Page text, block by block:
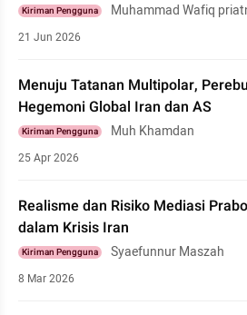
Kiriman Pengguna Muhammad Wafiq
21 Jun 2026
Menuju Tatanan Multipolar,
Hegemoni Global Iran dan AS
Kiriman Pengguna Muh Khamdan
25 Apr 2026
Realisme dan Risiko Mediasi
dalam Krisis Iran
Kiriman Pengguna Syaefunnur Maszah
8 Mar 2026